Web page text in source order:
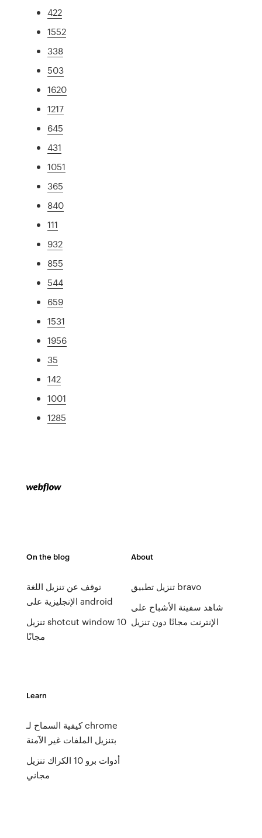
422
1552
338
503
1620
1217
645
431
1051
365
840
111
932
855
544
659
1531
1956
35
142
1001
1285
On the blog
توقف عن تنزيل اللغة
الإنجليزية على android
تنزيل shotcut window 10
مجانًا
About
تنزيل تطبيق bravo
شاهد سفينة الأشباح على
الإنترنت مجانًا دون تنزيل
Learn
كيفية السماح لـ chrome
بتنزيل الملفات غير الآمنة
أدوات برو 10 الكراك تنزيل
مجاني